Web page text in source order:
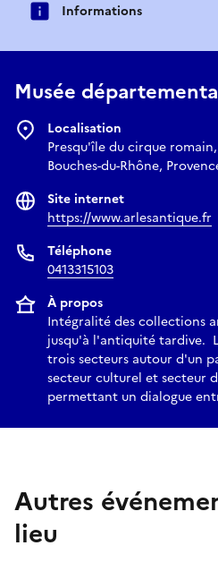
Informations
Musée
Localisation
Presqu'île du cirque
Bouches-du-Rhône,
Site internet
https://www.arlesantique.fr
Téléphone
0413315103
À propos
Intégralité des collections
jusqu'à l'antiquité tardive.
trois secteurs autour d'un
secteur culturel et secteur
permettant un dialogue
Autres
lieu